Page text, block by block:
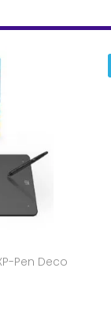
Pen Deco